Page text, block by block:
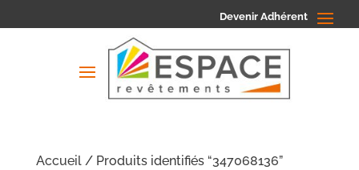
Devenir Adhérent
Accueil/ Produits identifiés “347068136”